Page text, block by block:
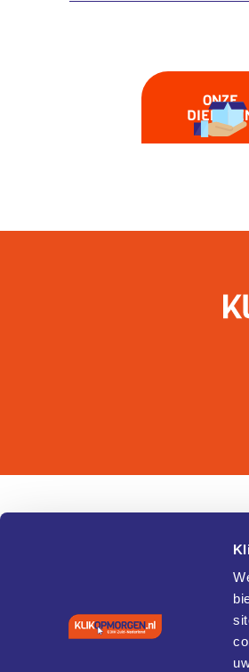
ONZE
Agenda
Vaardigheden en training